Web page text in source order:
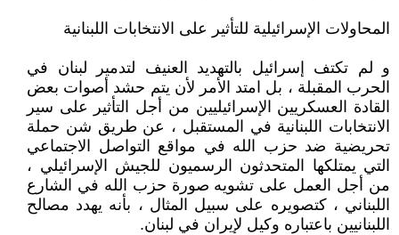
المحاولات الإسرائيلية للتأثير على الانتخابات اللبنانية
و لم تكتف إسرائيل بالتهديد العنيف لتدمير لبنان في
الحرب المقبلة ، بل امتد الأمر لأن يتم حشد أصوات بعض
القادة العسكريين الإسرائيليين من أجل التأثير على سير
الانتخابات اللبنانية في المستقبل ، عن طريق شن حملة
تحريضية ضد حزب الله في مواقع التواصل الاجتماعي
التي يمتلكها المتحدثون الرسميون للجيش الإسرائيلي ،
من أجل العمل على تشويه صورة حزب الله في الشارع
اللبناني ، كتصويره على سبيل المثال ، بأنه يهدد مصالح
اللبنانيين باعتباره وكيل لإيران في لبنان.